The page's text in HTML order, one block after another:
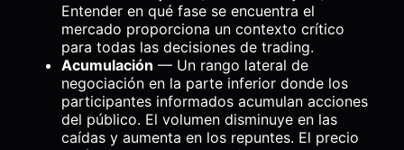
Entender en qué fase se encuentra el
mercado proporciona un contexto crítico
para todas las decisiones de trading.
Acumulación — Un rango lateral de
negociación en la parte inferior donde los
participantes informados acumulan acciones
del público. El volumen disminuye en las
caídas y aumenta en los repuntes. El precio